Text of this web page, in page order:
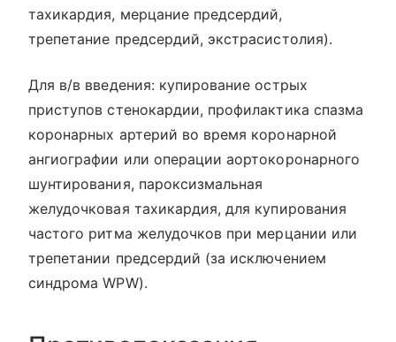
тахикардия, мерцание предсердий,
трепетание предсердий, экстрасистолия).
Для в/в введения: купирование острых
приступов стенокардии, профилактика спазма
коронарных артерий во время коронарной
ангиографии или операции аортокоронарного
шунтирования, пароксизмальная
желудочковая тахикардия, для купирования
частого ритма желудочков при мерцании или
трепетании предсердий (за исключением
синдрома WPW).